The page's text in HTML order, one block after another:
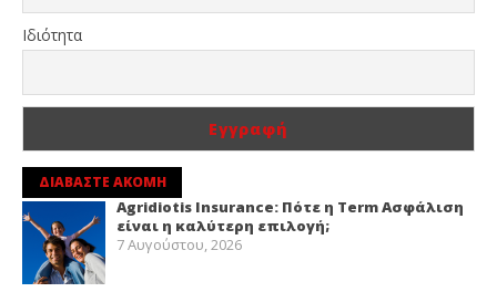
Ιδιότητα
ΔΙΑΒΑΣΤΕ ΑΚΟΜΗ
Agridiotis Insurance: Πότε η Term Ασφάλιση
είναι η καλύτερη επιλογή;
7 Αυγούστου, 2026